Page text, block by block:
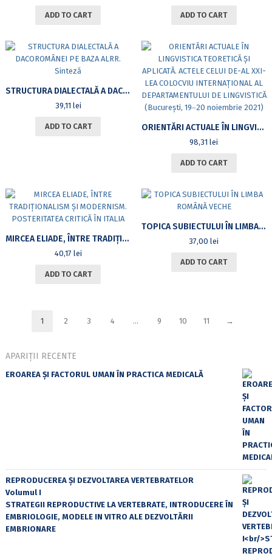
ADD TO CART ADD TO CART
STRUCTURA DIALECTALĂ A DACOROMÂNEI PE BAZA ALRR. SINTEZĂ
39,11 lei
ADD TO CART ORIENTĂRI ACTUALE ÎN LINGVISTICA TEORETICĂ ȘI APLICATĂ. ACTELE CELUI DE-AL XXI-LEA COLOCVIU INTERNAȚIONAL AL DEPARTAMENTULUI DE LINGVISTICĂ (BUCUREȘTI, 19‒20 NOIEMBRIE 2021)
98,31lei
ADD TO CART
MIRCEA ELIADE, ÎNTRE TRADIȚIONALISM ȘI MODERNISM. POSTERITATEA CRITICĂ ÎN ITALIA
40,17 lei
ADD TO CART
TOPICA SUBIECTULUI ÎN LIMBA ROMÂNĂ VECHE
37,00lei
ADD TO CART
1 2 3 4 … 9 10 11 →
APARIȚII RECENTE
EROAREA ȘI FACTORUL UMAN ÎN PRACTICA MEDICALĂ
REPRODUCEREA ȘI DEZVOLTAREA VERTEBRATELOR
Volumul I
STRATEGII REPRODUCTIVE LA VERTEBRATE, INTRODUCERE ÎN
EMBRIOLOGIE, MODELE IN VITRO ALE DEZVOLTĂRII
EMBRIONARE